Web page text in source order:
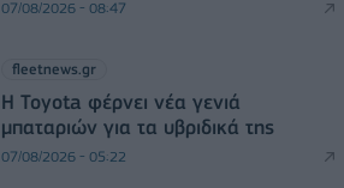
07/08/2026 - 08:47
fleetnews.gr
Η Toyota φέρνει νέα γενιά
μπαταριών για τα υβριδικά της
07/08/2026 - 05:22